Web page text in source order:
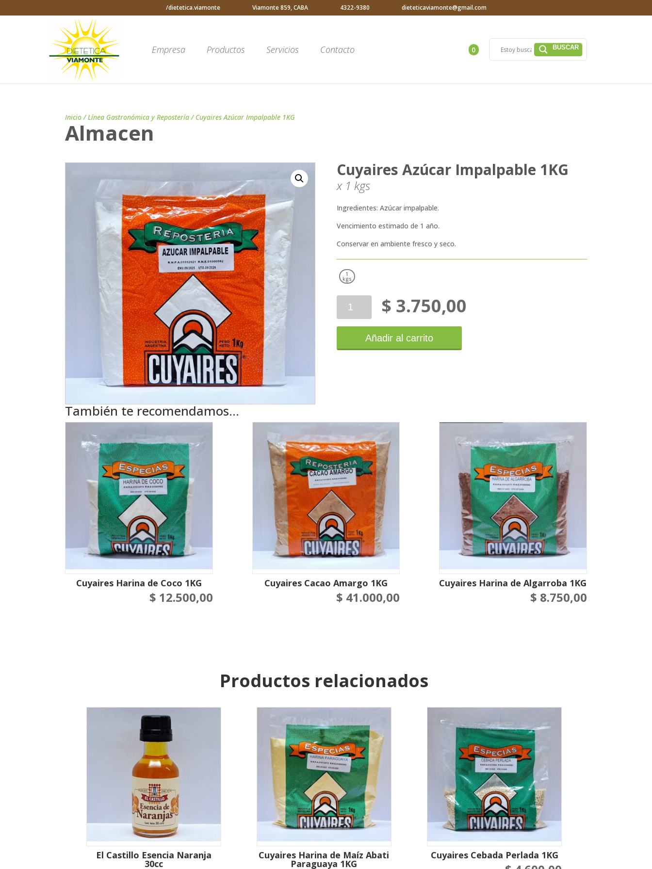
/dietetica.viamonte Viamonte 859, CABA 4322-9380 dieteticaviamonte@gmail.com
Empresa Productos Servicios Contacto 0
Inicio/Línea Gastronómica y Repostería/ Cuyaires Azúcar Impalpable 1KG
Almacen
Cuyaires Azúcar Impalpable 1KG
x 1 kgs
Ingredientes: Azúcar impalpable.
Vencimiento estimado de 1 año.
Conservar en ambiente fresco y seco.
1
kgs
$ 3.750,00
Azúcar
Añadir al carrito
También te recomendamos…
Cuyaires Harina de Coco 1KG
$ 12.500,00
Cuyaires Cacao Amargo 1KG
$ 41.000,00
Cuyaires Harina de Algarroba 1KG
$ 8.750,00
Productos relacionados
El Castillo Esencia Naranja
30cc
Cuyaires Harina de Maíz Abati
Paraguaya 1KG
Cuyaires Cebada Perlada 1KG